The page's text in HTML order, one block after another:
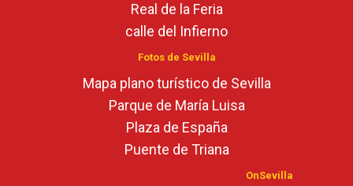
Real de la Feria
calle del Infierno
Fotos de Sevilla
Mapa plano turístico de Sevilla
Parque de María Luisa
Plaza de España
Puente de Triana
OnSevilla